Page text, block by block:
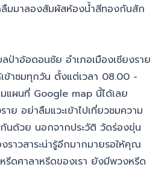
มมาลองสัมผัสห้องน้ำสีทองกันสัก
ป่าอ้อดอนชัย อำเภอเมืองเชียงราย
ข้าชมทุกวัน ตั้งแต่เวลา 08.00 -
แผนที่ Google map นี้ได้เลย
าย อย่าลืมแวะเข้าไปเที่ยวชมความ
นด้วย นอกจากประวัติ วัดร่องขุ่น
งราวสาระน่ารู้อีกมากมายรอให้คุณ
รีดศาลาหรีดของเรา ยังมีพวงหรีด